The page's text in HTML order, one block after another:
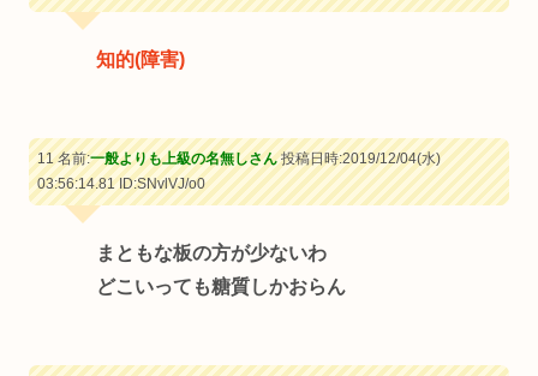
知的(障害)
11 名前:一般よりも上級の名無しさん投稿日時:2019/12/04(水)
03:56:14.81ID:SNvlVJ/o0
まともな板の方が少ないわ
どこいっても糖質しかおらん